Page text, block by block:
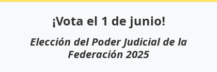
¡Vota el 1 de junio!
Elección del Poder Judicial de la
Federación 2025